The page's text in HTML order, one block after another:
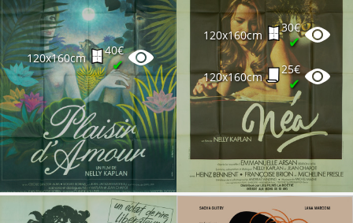
120x160cm
40€
✔
120x160cm
30€
✔
120x160cm
25€
✔